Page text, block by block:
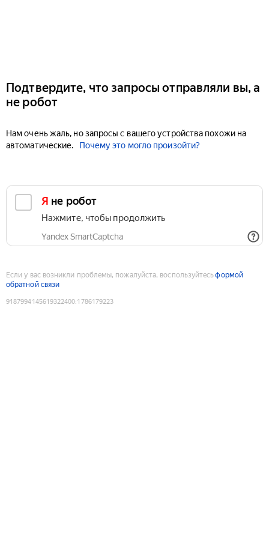
Подтвердите, что запросы отправляли вы, а
не робот
Нам очень жаль, но запросы с вашего устройства похожи на
автоматические.
Почему это могло произойти?
Я не робот
Нажмите, чтобы продолжить
Yandex SmartCaptcha
Если у вас возникли проблемы, пожалуйста, воспользуйтесьформой
обратной связи
9187994145619322400:1786179223